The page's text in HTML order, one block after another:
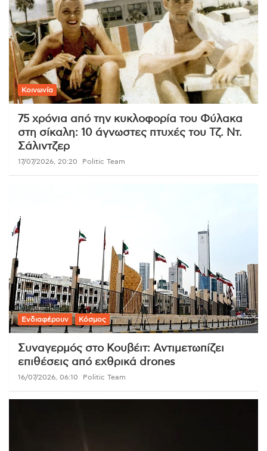
Κοινωνία
75 χρόνια από την κυκλοφορία του Φύλακα
στη σίκαλη: 10 άγνωστες πτυχές του Τζ. Ντ.
Σάλιντζερ
17/07/2026, 20:20 Politic Team
Ενδιαφέρουν Κόσμος
Συναγερμός στο Κουβέιτ: Αντιμετωπίζει
επιθέσεις από εχθρικά drones
16/07/2026, 06:10 Politic Team